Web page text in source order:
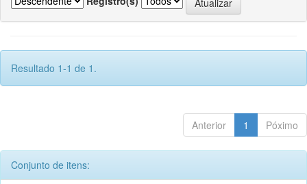
Resultado 1-1 de 1.
Anterior 1 Póximo
Conjunto de itens: